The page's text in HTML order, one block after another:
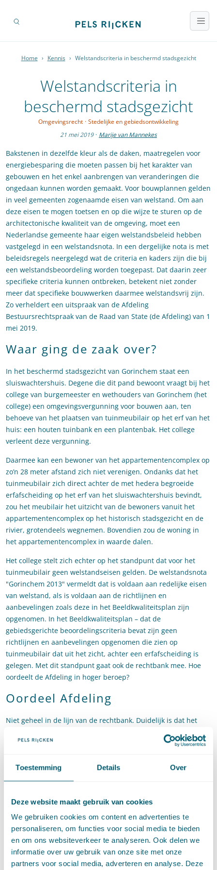
Toestemming Details Over
Deze website maakt gebruik van cookies
We gebruiken cookies om content en advertenties te
personaliseren, om functies voor social media te bieden
en om ons websiteverkeer te analyseren. Ook delen we
informatie over uw gebruik van onze site met onze
partners voor social media, adverteren en analyse. Deze
Home › Kennis › Welstandscriteria in beschermd stadsgezicht
Welstandscriteria in
beschermd stadsgezicht
Omgevingsrecht · Stedelijke en gebiedsontwikkeling
21 mei 2019 · Marije van Mannekes
Bakstenen in dezelfde kleur als de daken, maatregelen voor
energiebesparing die moeten passen bij het karakter van
gebouwen en het enkel aanbrengen van veranderingen die
ongedaan kunnen worden gemaakt. Voor bouwplannen gelden
in veel gemeenten zogenaamde eisen van welstand. Om aan
deze eisen te mogen toetsen en op die wijze te sturen op de
architectonische kwaliteit van de omgeving, moet een
Nederlandse gemeente haar eigen welstandsbeleid hebben
vastgelegd in een welstandsnota. In een dergelijke nota is met
beleidsregels neergelegd wat de criteria en kaders zijn die bij
een welstandsbeoordeling worden toegepast. Dat daarin zeer
specifieke criteria kunnen ontbreken, betekent niet zonder
meer dat specifieke bouwwerken daarmee welstandsvrij zijn.
Zo verheldert een uitspraak van de Afdeling
Bestuursrechtspraak van de Raad van State (de Afdeling) van 1
mei 2019.
Waar ging de zaak over?
In het beschermd stadsgezicht van Gorinchem staat een
sluiswachtershuis. Degene die dit pand bewoont vraagt bij het
college van burgemeester en wethouders van Gorinchem (het
college) een omgevingsvergunning voor bouwen aan, ten
behoeve van het plaatsen van tuinmeubilair op het erf van het
huis: een houten tuinbank en een plantenbak. Het college
verleent deze vergunning.
Daarmee kan een bewoner van het appartementencomplex op
zo’n 28 meter afstand zich niet verenigen. Ondanks dat het
tuinmeubilair zich direct achter de met hedera begroeide
erfafscheiding op het erf van het sluiswachtershuis bevindt,
zou het meubilair het uitzicht van de bewoners vanuit het
appartementencomplex op het historisch stadsgezicht en de
rivier, grotendeels wegnemen. Bovendien zou de woning in
het appartementencomplex in waarde dalen.
Het college stelt zich echter op het standpunt dat voor het
tuinmeubilair geen welstandseisen gelden. De welstandsnota
"Gorinchem 2013" vermeldt dat is voldaan aan redelijke eisen
van welstand, als is voldaan aan de richtlijnen en
aanbevelingen zoals deze in het Beeldkwaliteitsplan zijn
opgenomen. In het Beeldkwaliteitsplan – dat de
gebiedsgerichte beoordelingscriteria bevat zijn geen
richtlijnen en aanbevelingen opgenomen die zien op
tuinmeubilair dat uit het zicht, achter een erfafscheiding is
gelegen. Met dit standpunt gaat ook de rechtbank mee. Hoe
oordeelt de Afdeling in hoger beroep?
Oordeel Afdeling
Niet geheel in de lijn van de rechtbank. Duidelijk is dat het
omgevingsvergunning is vereist. Uit artikel 2.10, eerste lid,
omgevingsrecht (Wabo) volgt dat een bouwwerk aan redelijke
eisen van welstand moet worden getoetst. De welstandsnota
stadsgezicht aangewezen gebied voor alle typen bouwwerken
redelijke eisen van welstand gelden. Hoewel het
Beeldkwaliteitsplan geen specifieke richtlijnen en
aanbevelingen bevat voor tuinmeubilair, bevat het wel een
criterium voor zogenoemde ‘toegevoegde bouwkundige
constructies’. Daarbij worden als voorbeeld reclames, luifels